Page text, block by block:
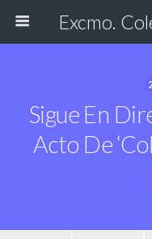
Sigue En
Acto De